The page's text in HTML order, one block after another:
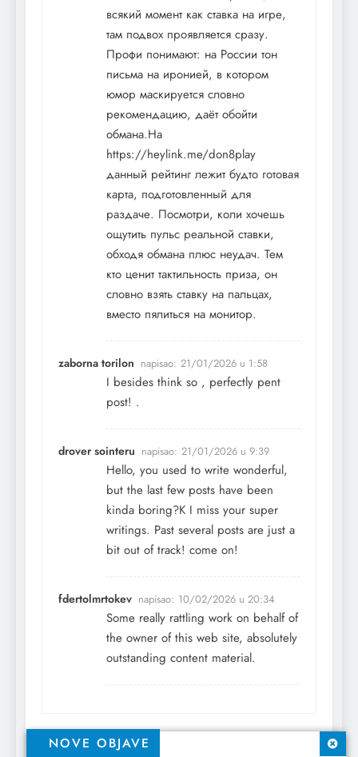
всякий момент как ставка на игре,
там подвох проявляется сразу.
Профи понимают: на России тон
письма на иронией, в котором
юмор маскируется словно
рекомендацию, даёт обойти
обмана.На
https://heylink.me/don8play
данный рейтинг лежит будто готовая
карта, подготовленный для
раздаче. Посмотри, коли хочешь
ощутить пульс реальной ставки,
обходя обмана плюс неудач. Тем
кто ценит тактильность приза, он
словно взять ставку на пальцах,
вместо пялиться на монитор.
zaborna torilon napisao: 21/01/2026 u 1:58
I besides think so , perfectly pent
post! .
drover sointeru napisao: 21/01/2026 u 9:39
Hello, you used to write wonderful,
but the last few posts have been
kinda boring?K I miss your super
writings. Past several posts are just a
bit out of track! come on!
fdertolmrtokev napisao: 10/02/2026 u 20:34
Some really rattling work on behalf of
the owner of this web site, absolutely
outstanding content material.
Comments are closed.
NOVE OBJAVE